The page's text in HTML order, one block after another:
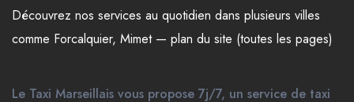
Découvrez nos services au quotidien dans plusieurs villes
comme Forcalquier, Mimet— plan du site (toutes les pages)
Le Taxi Marseillais vous propose 7j/7, un service de taxi